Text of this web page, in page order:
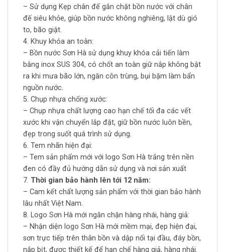
– Sử dụng Kẹp chân đế gắn chặt bồn nước với chân
đế siêu khỏe, giúp bồn nước không nghiêng, lật dù gió
to, bão giật.
4. Khuy khóa an toàn:
– Bồn nước Sơn Hà sử dụng khuy khóa cải tiến làm
bằng inox SUS 304, có chốt an toàn giữ nắp không bật
ra khi mưa bão lớn, ngăn côn trùng, bụi bặm làm bẩn
nguồn nước.
5. Chụp nhựa chống xước:
– Chụp nhựa chất lượng cao hạn chế tối đa các vết
xước khi vận chuyển lắp đặt, giữ bồn nước luôn bền,
đẹp trong suốt quá trình sử dụng.
6. Tem nhãn hiện đại:
– Tem sản phẩm mới với logo Sơn Hà trắng trên nền
đen có đầy đủ hướng dẫn sử dụng và nơi sản xuất
7. Thời gian bảo hành lên tới 12 năm:
– Cam kết chất lượng sản phẩm với thời gian bảo hành
lâu nhất Việt Nam.
8. Logo Sơn Hà mới ngăn chặn hàng nhái, hàng giả:
– Nhận diện logo Sơn Hà mới mềm mại, đẹp hiện đại,
sơn trực tiếp trên thân bồn và dập nổi tại đầu, đáy bồn,
nắp bịt, được thiết kế để hạn chế hàng giả, hàng nhái.